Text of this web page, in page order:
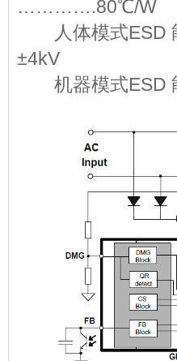
………….80℃/
人体模式ESD
±4kV
机器模式ESD